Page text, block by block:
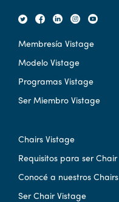
Membresía Vistage
Modelo Vistage
Programas Vistage
Ser Miembro Vistage
Chairs Vistage
Requisitos para ser Chair
Conocé a nuestros Chairs
Ser Chair Vistage